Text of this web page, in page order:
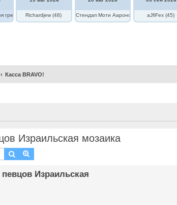
греческая любовь"
Richardjew (48) Стендап Моти Аароновича aJfiFex (45)
Касса BRAVO!
Израильская мозаика
Поиск
Израильская